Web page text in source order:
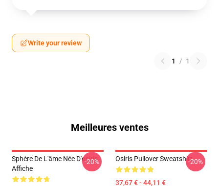
Write your review
1 / 1
Meilleures ventes
Sphère De L'âme Née D'osiris
Affiche
-20% Osiris Pullover Sweatshirt
37,67 € - 44,11 €
-20%